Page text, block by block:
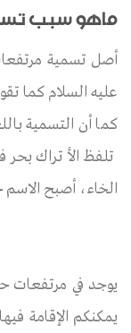
ماهو سبب
أصل تسمية
عليه السلام كما
تلفظ الأتراك
الخاء، أصبح الاسم
يوجد في مرتفعات
يمكنكم الإقامة